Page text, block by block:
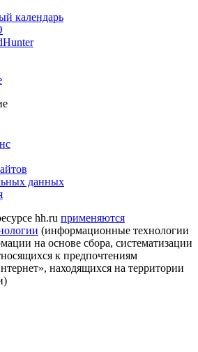
календарь
данных
hh.ru применяются
(информационные технологии
на основе сбора, систематизации
к предпочтениям
находящихся на территории